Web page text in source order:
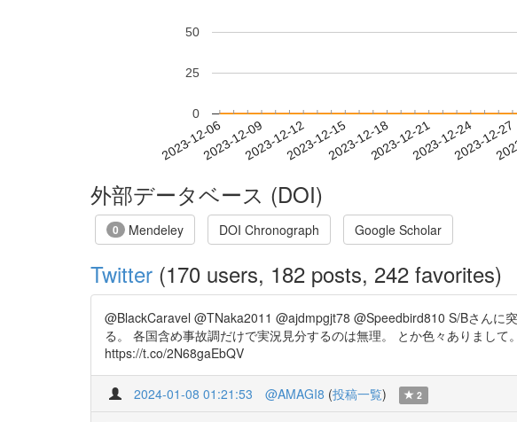
2023-12-062023-12-092023-12-122023-12-152023-12-182023-12-212023-12-242023-12-27
0
25
50
外部データベース (DOI)
0 Mendeley DOI Chronograph Google Scholar
Twitter (170 users, 182 posts, 242 favorites)
@BlackCaravel @TNaka2011 @ajdmpgjt78 @Speedbird810 S/Bさんに
る。 各国含め事故調だけで実況見分するのは無理。 とか色々ありまし
https://t.co/2N68gaEbQV
2024-01-08 01:21:53 @AMAGI8 (投稿一覧) 2